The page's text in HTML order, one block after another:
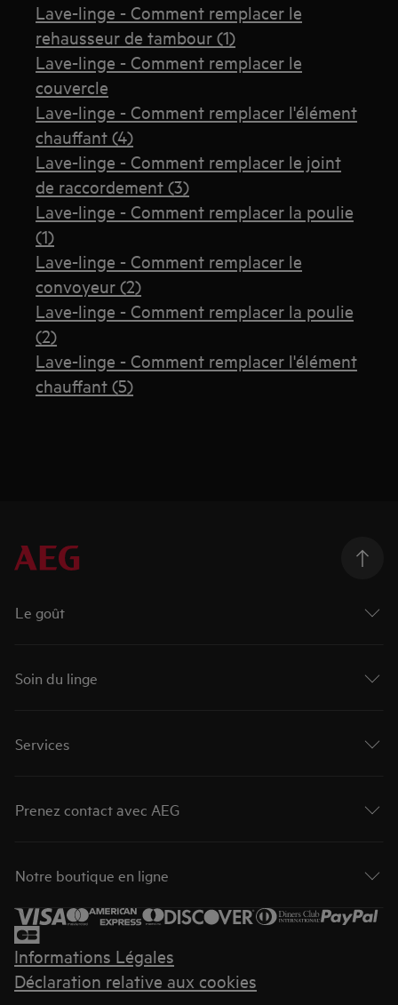
Lave-linge - Comment remplacer le
rehausseur de tambour (1)
Lave-linge - Comment remplacer le
couvercle
Lave-linge - Comment remplacer l'élément
chauffant (4)
Lave-linge - Comment remplacer le joint
de raccordement (3)
Lave-linge - Comment remplacer la poulie
(1)
Lave-linge - Comment remplacer le
convoyeur (2)
Lave-linge - Comment remplacer la poulie
(2)
Lave-linge - Comment remplacer l'élément
chauffant (5)
Le goût
Soin du linge
Services
Prenez contact avec AEG
Notre boutique en ligne
Informations Légales
Déclaration relative aux cookies